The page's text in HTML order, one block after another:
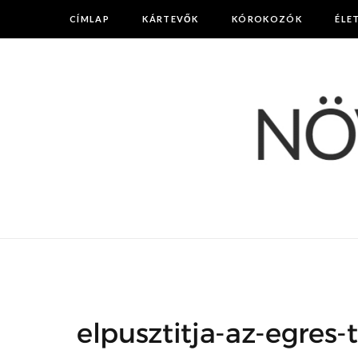
CÍMLAP KÁRTEVŐK KÓROKOZÓK
elpusztitja-az-